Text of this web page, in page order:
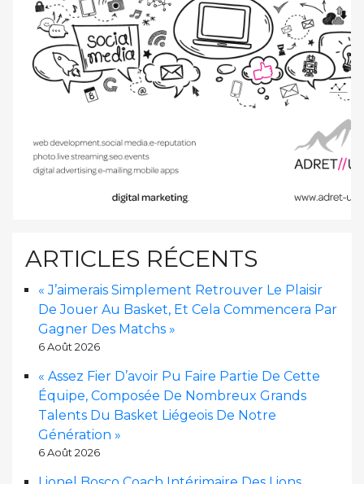
ARTICLES RÉCENTS
« J’aimerais Simplement Retrouver Le Plaisir
De Jouer Au Basket, Et Cela Commencera Par
Gagner Des Matchs »
6 Août 2026
« Assez Fier D’avoir Pu Faire Partie De Cette
Équipe, Composée De Nombreux Grands
Talents Du Basket Liégeois De Notre
Génération »
6 Août 2026